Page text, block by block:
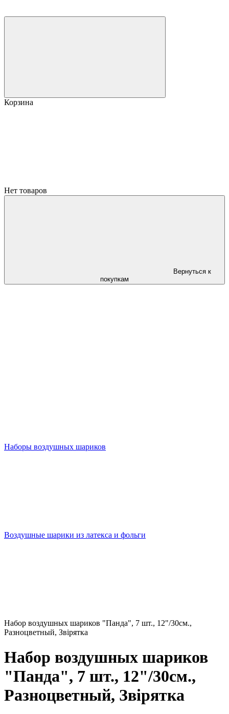
Корзина
Нет товаров
Вернуться к
покупкам
Наборы воздушных шариков
Воздушные шарики из латекса и фольги
Набор воздушных шариков "Панда", 7 шт., 12"/30см.,
Разноцветный, Звірятка
Набор воздушных шариков
"Панда", 7 шт., 12"/30см.,
Разноцветный, Звірятка